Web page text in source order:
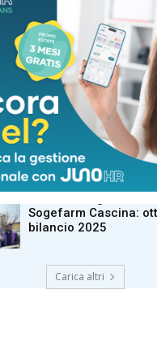
L’obiettivo della
rendere l’Arno
Economia
Ricerca e
blinda i suoi giovani:
investiti nei Dottorati
Economia
Sogefarm Cascina:
bilancio 2025
Carica altri